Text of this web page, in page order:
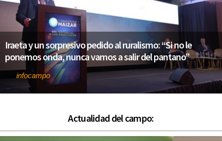
Iraeta y un sorpresivo pedido al ruralismo: “Si no le
ponemos onda, nunca vamos a salir del pantano”
infocampo
Actualidad del campo: